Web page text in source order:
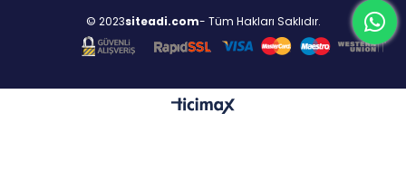
© 2023siteadi.com- Tüm Hakları Saklıdır.